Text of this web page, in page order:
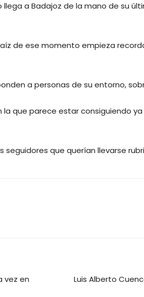
a Badajoz de la mano de su
de ese momento empieza
a personas de su entorno,
que parece estar consiguiendo
que querían llevarse
vez en
Luis Alberto